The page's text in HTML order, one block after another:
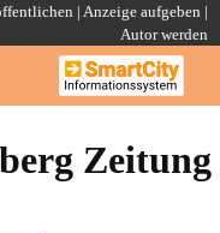
| Anzeige aufgeben |
Autor werden
Zeitung